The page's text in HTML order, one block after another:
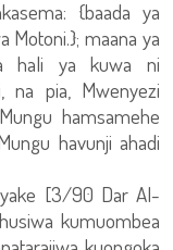
{baada ya
Motoni.}; maana ya
hali ya kuwa ni
na pia, Mwenyezi
hamsamehe
havunji ahadi
yake [3/90 Dar Al-
kumuombea